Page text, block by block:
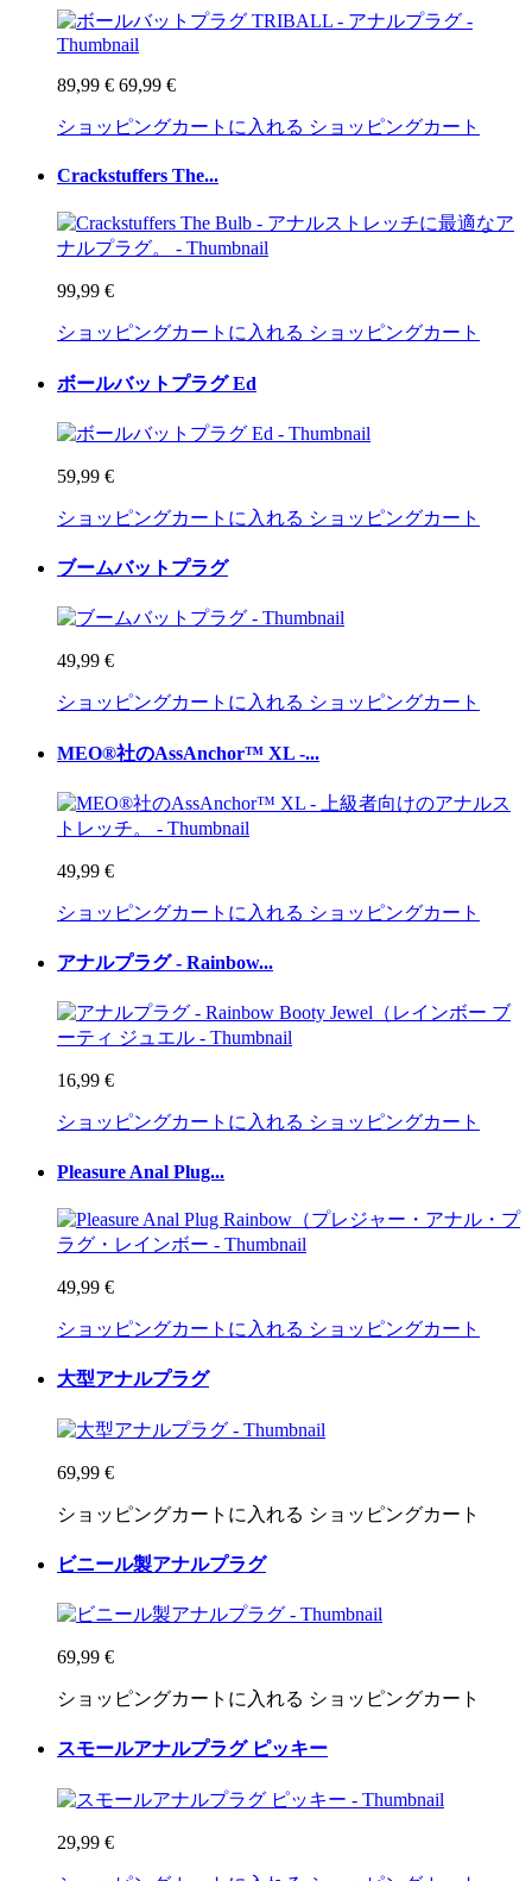
89,99 € 69,99 €
ショッピングカートに入れる ショッピングカート
Crackstuffers The...
99,99 €
ショッピングカートに入れる ショッピングカート
ボールバットプラグ Ed
59,99 €
ショッピングカートに入れる ショッピングカート
ブームバットプラグ
49,99 €
ショッピングカートに入れる ショッピングカート
MEO®社のAssAnchor™ XL -...
49,99 €
ショッピングカートに入れる ショッピングカート
アナルプラグ - Rainbow...
16,99 €
ショッピングカートに入れる ショッピングカート
Pleasure Anal Plug...
49,99 €
ショッピングカートに入れる ショッピングカート
大型アナルプラグ
69,99 €
ショッピングカートに入れる ショッピングカート
ビニール製アナルプラグ
69,99 €
ショッピングカートに入れる ショッピングカート
スモールアナルプラグ ピッキー
29,99 €